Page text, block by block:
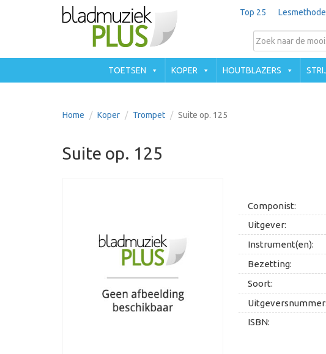
Top 25
TOETSEN KOPER HOUTBLAZERS
Home Koper Trompet Suite op. 125
Suite op. 125
Componist:
Uitgever:
Instrument(en):
Bezetting:
Soort:
Uitgeversnummer:
ISBN: